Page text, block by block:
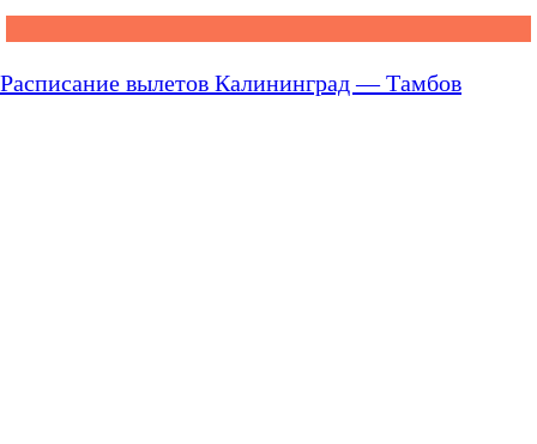
Расписание вылетов Калининград — Тамбов